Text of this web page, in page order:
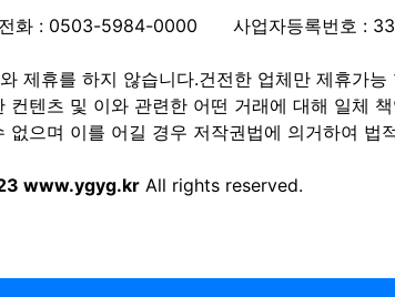
전화 : 0503-5984-0000 사업자등록번호 :
제휴를 하지 않습니다.건전한 업체만 제휴가능
컨텐츠 및 이와 관련한 어떤 거래에 대해 일체
으며 이를 어길 경우 저작권법에 의거하여 법
www.ygyg.kr All rights reserved.